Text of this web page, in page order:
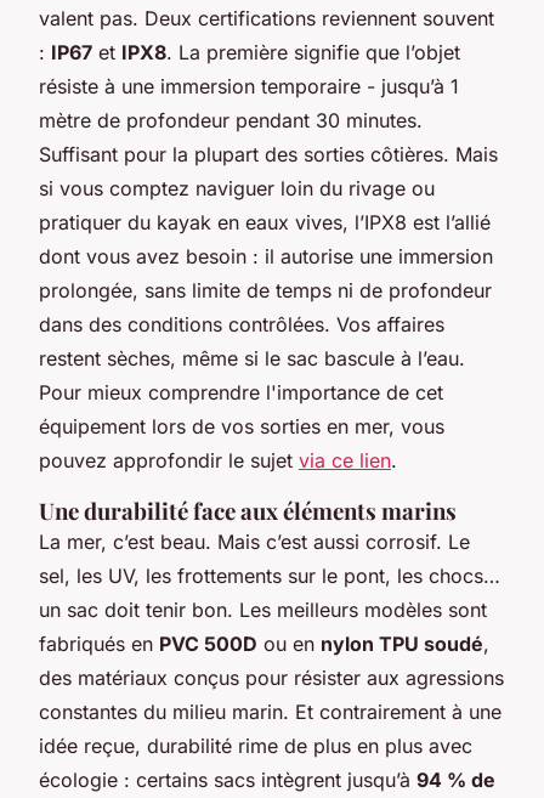
valent pas. Deux certifications reviennent souvent
: IP67 et IPX8. La première signifie que l’objet
résiste à une immersion temporaire - jusqu’à 1
mètre de profondeur pendant 30 minutes.
Suffisant pour la plupart des sorties côtières. Mais
si vous comptez naviguer loin du rivage ou
pratiquer du kayak en eaux vives, l’IPX8 est l’allié
dont vous avez besoin : il autorise une immersion
prolongée, sans limite de temps ni de profondeur
dans des conditions contrôlées. Vos affaires
restent sèches, même si le sac bascule à l’eau.
Pour mieux comprendre l'importance de cet
équipement lors de vos sorties en mer, vous
pouvez approfondir le sujet via ce lien.
Une durabilité face aux éléments marins
La mer, c’est beau. Mais c’est aussi corrosif. Le
sel, les UV, les frottements sur le pont, les chocs…
un sac doit tenir bon. Les meilleurs modèles sont
fabriqués en PVC 500D ou en nylon TPU soudé,
des matériaux conçus pour résister aux agressions
constantes du milieu marin. Et contrairement à une
idée reçue, durabilité rime de plus en plus avec
écologie : certains sacs intègrent jusqu’à 94 % de